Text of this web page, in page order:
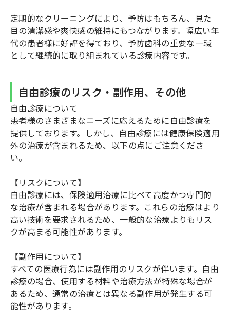
定期的なクリーニングにより、予防はもちろん、見た
目の清潔感や爽快感の維持にもつながります。幅広い年
代の患者様に好評を得ており、予防歯科の重要な一環
として継続的に取り組まれている診療内容です。
自由診療のリスク・副作用、その他
自由診療について
患者様のさまざまなニーズに応えるために自由診療を
提供しております。しかし、自由診療には健康保険適用
外の治療が含まれるため、以下の点にご注意くださ
い。
【リスクについて】
自由診療には、保険適用治療に比べて高度かつ専門的
な治療が含まれる場合があります。これらの治療はより
高い技術を要求されるため、一般的な治療よりもリス
クが高まる可能性があります。
【副作用について】
すべての医療行為には副作用のリスクが伴います。自由
診療の場合、使用する材料や治療方法が特殊な場合が
あるため、通常の治療とは異なる副作用が発生する可
能性があります。